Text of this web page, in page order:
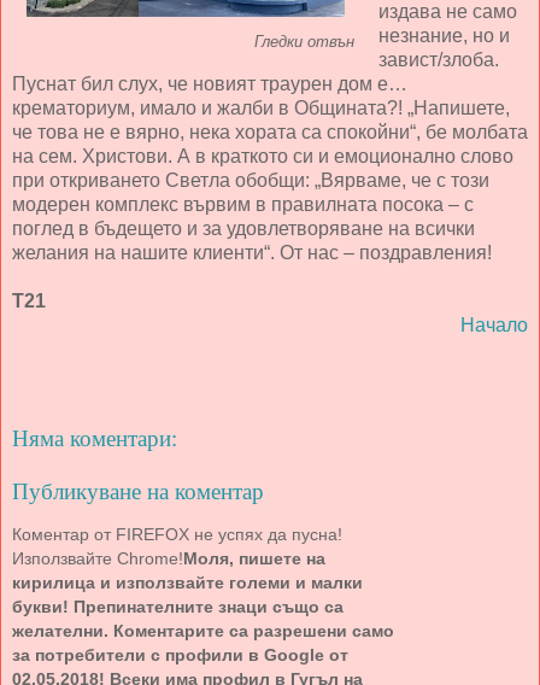
Гледки отвън
издава не само
незнание, но и
завист/злоба.
Пуснат бил слух, че новият траурен дом е…
крематориум, имало и жалби в Общината?! „Напишете,
че това не е вярно, нека хората са спокойни“, бе молбата
на сем. Христови. А в краткото си и емоционално слово
при откриването Светла обобщи: „Вярваме, че с този
модерен комплекс вървим в правилната посока – с
поглед в бъдещето и за удовлетворяване на всички
желания на нашите клиенти“. От нас – поздравления!
Т21
Начало
Няма коментари:
Публикуване на коментар
Коментар от FIREFOX не успях да пусна!
Използвайте Chrome!Моля, пишете на
кирилица и използвайте големи и малки
букви! Препинателните знаци също са
желателни. Коментарите са разрешени само
за потребители с профили в Google от
02.05.2018! Всеки има профил в Гугъл на